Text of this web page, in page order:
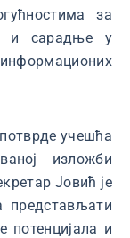
за
и сарадње у
учешћа
изложби
Јовић је
представљати
потенцијала и